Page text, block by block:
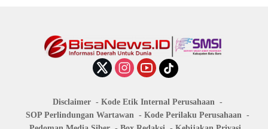
Disclaimer
Kode Etik Internal Perusahaan
SOP Perlindungan Wartawan
Kode Perilaku Perusahaan